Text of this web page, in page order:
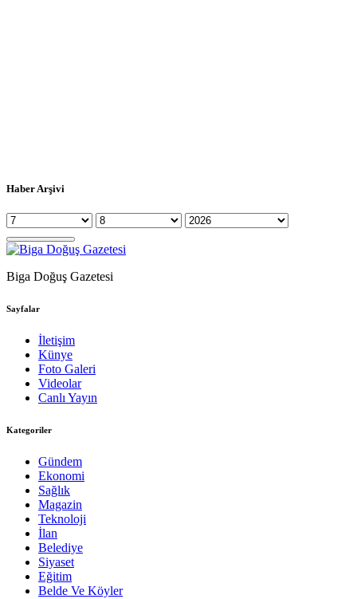
Haber Arşivi
Biga Doğuş Gazetesi
Sayfalar
İletişim
Künye
Foto Galeri
Videolar
Canlı Yayın
Kategoriler
Gündem
Ekonomi
Sağlık
Magazin
Teknoloji
İlan
Belediye
Siyaset
Eğitim
Belde Ve Köyler